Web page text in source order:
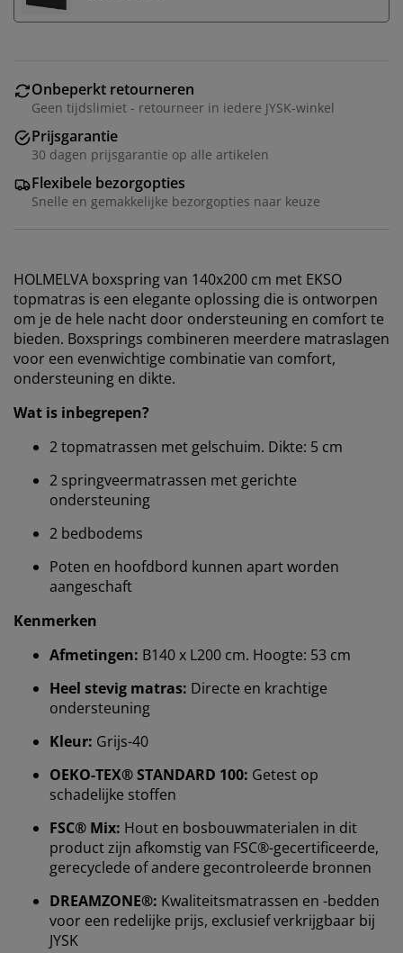
Onbeperkt retourneren
Geen tijdslimiet - retourneer in iedere JYSK-winkel
Prijsgarantie
30 dagen prijsgarantie op alle artikelen
Flexibele bezorgopties
Snelle en gemakkelijke bezorgopties naar keuze
HOLMELVA boxspring van 140x200 cm met EKSO
topmatras is een elegante oplossing die is ontworpen
om je de hele nacht door ondersteuning en comfort te
bieden. Boxsprings combineren meerdere matraslagen
voor een evenwichtige combinatie van comfort,
ondersteuning en dikte.
Wat is inbegrepen?
2 topmatrassen met gelschuim. Dikte: 5 cm
2 springveermatrassen met gerichte
ondersteuning
2 bedbodems
Poten en hoofdbord kunnen apart worden
aangeschaft
Kenmerken
Afmetingen: B140 x L200 cm. Hoogte: 53 cm
Heel stevig matras: Directe en krachtige
ondersteuning
Kleur: Grijs-40
OEKO-TEX® STANDARD 100: Getest op
schadelijke stoffen
FSC® Mix: Hout en bosbouwmaterialen in dit
product zijn afkomstig van FSC®-gecertificeerde,
gerecyclede of andere gecontroleerde bronnen
DREAMZONE®: Kwaliteitsmatrassen en -bedden
voor een redelijke prijs, exclusief verkrijgbaar bij
JYSK
Wij personaliseren jouw ervaring
Bij JYSK gebruiken we cookies en mobiele
identificatoren om je een goede ervaring te bieden
tijdens het bezoeken van onze website. Cookies
verzamelen informatie over jou om functionaliteit,
statistieken en relevante marketing te waarborgen.
Wanneer je marketingcookies accepteert, delen we je
browsergegevens met marketingpartners (zoals